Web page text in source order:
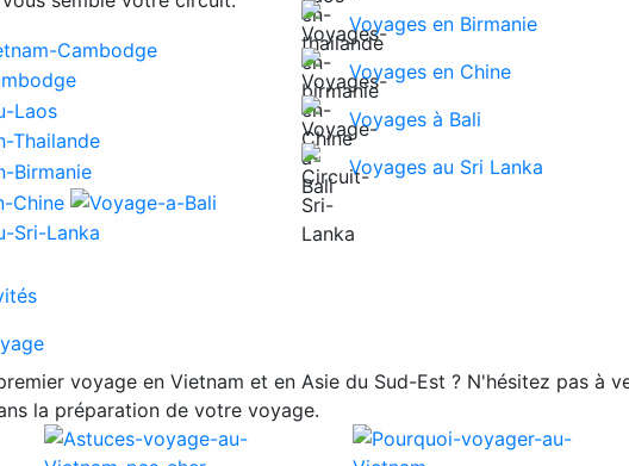
Voyages en Birmanie
Voyages en Chine
Voyages à Bali
Voyages au Sri Lanka
voyage en Vietnam et en Asie du Sud-Est ? N'hésitez pas à
la préparation de votre voyage.